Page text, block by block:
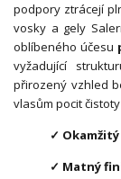
podpory ztrácejí
vosky a gely
oblíbeného účesu
vyžadující
přirozený vzhled
vlasům pocit
✓
✓ Matný